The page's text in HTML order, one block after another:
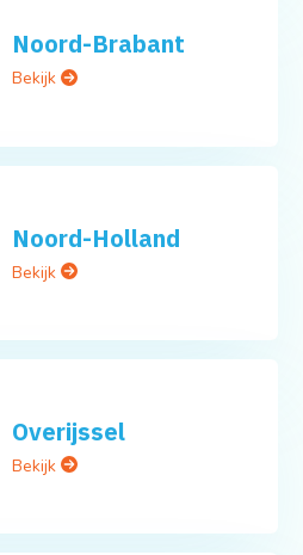
Noord-Brabant
Bekijk
Noord-Holland
Bekijk
Overijssel
Bekijk